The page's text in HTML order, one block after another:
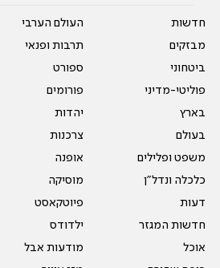
חדשות
מבזקים
ביטחוני
פוליטי-מדיני
בארץ
בעולם
משפט ופלילים
כלכלה ונדל"ן
דעות
חדשות המגזר
אוכל
העולם הערבי
תרבות ופנאי
ספורט
פורומים
יהדות
צרכנות
אופנה
מוסיקה
פיוטקאסט
ילדודס
מודעות אבל